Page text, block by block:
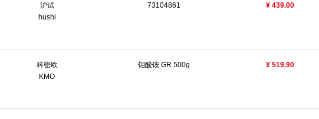
沪试
hushi
73104861 ¥ 439.00
科密欧
KMO
钼酸铵 GR 500g ¥ 519.90